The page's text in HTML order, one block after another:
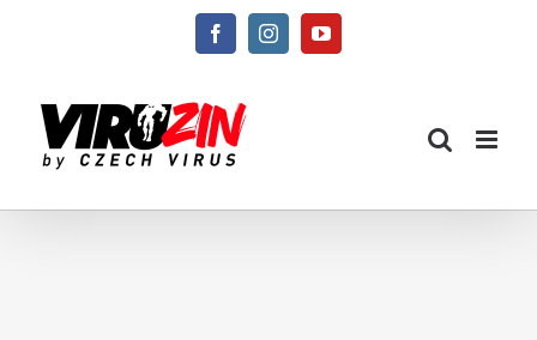
FacebookInstagramYouTube